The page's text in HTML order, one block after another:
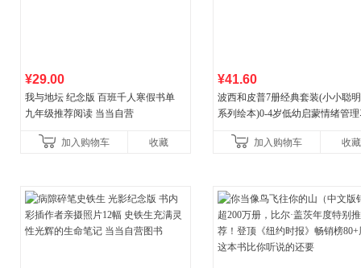
¥29.00
我与地坛 纪念版 百班千人寒假书单
九年级推荐阅读 当当自营
加入购物车 收藏
¥41.60
波西和皮普7册经典套装(小小聪
系列绘本)0-4岁低幼启蒙情绪管
养好品质，发现快
加入购物车 收藏